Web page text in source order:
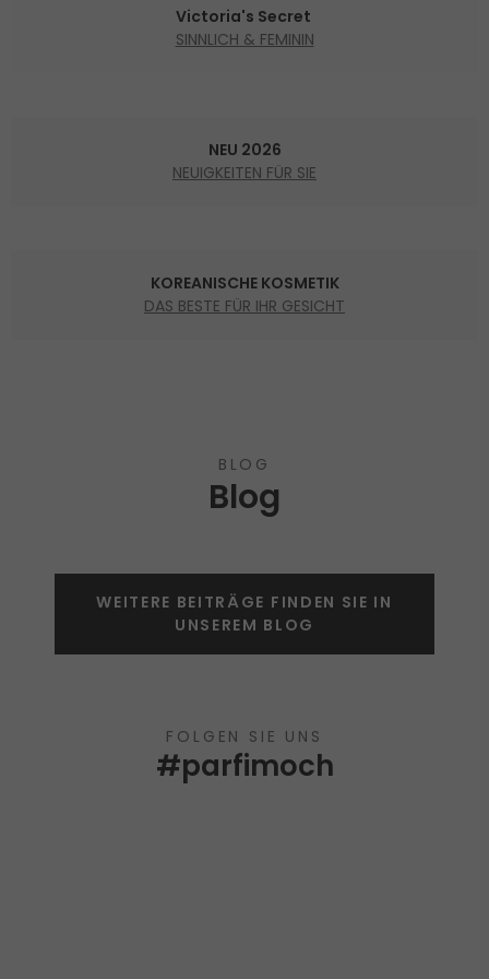
Victoria's Secret
SINNLICH & FEMININ
NEU 2026
NEUIGKEITEN FÜR SIE
KOREANISCHE KOSMETIK
DAS BESTE FÜR IHR GESICHT
BLOG
Blog
WEITERE BEITRÄGE FINDEN SIE IN
UNSEREM BLOG
FOLGEN SIE UNS
#parfimoch